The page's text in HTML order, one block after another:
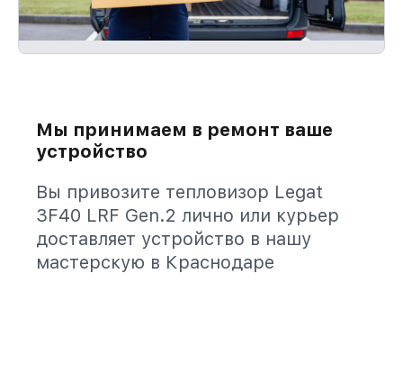
Мы принимаем в ремонт ваше
устройство
Вы привозите тепловизор Legat
3F40 LRF Gen.2 лично или курьер
доставляет устройство в нашу
мастерскую в Краснодаре